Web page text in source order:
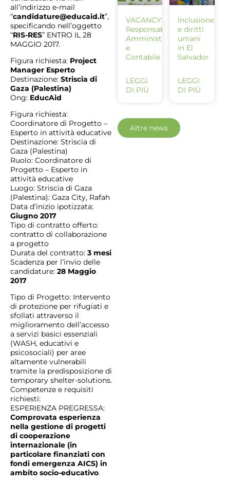
all’indirizzo e-mail
“candidature@educaid.it”,
specificando nell’oggetto
“RIS-RES” ENTRO IL 28
MAGGIO 2017.
Figura richiesta: Project
Manager Esperto
Destinazione: Striscia di
Gaza (Palestina)
Ong: EducAid
Figura richiesta:
Coordinatore di Progetto –
Esperto in attività educative
Destinazione: Striscia di
Gaza (Palestina)
Ruolo: Coordinatore di
Progetto – Esperto in
attività educative
Luogo: Striscia di Gaza
(Palestina): Gaza City, Rafah
Data d’inizio ipotizzata:
Giugno 2017
Tipo di contratto offerto:
contratto di collaborazione
a progetto
Durata del contratto: 3 mesi
Scadenza per l’invio delle
candidature: 28 Maggio
2017
Tipo di Progetto: Intervento
di protezione per rifugiati e
sfollati attraverso il
miglioramento dell’accesso
a servizi basici essenziali
(WASH, educativi e
psicosociali) per aree
altamente vulnerabili
tramite la predisposizione di
temporary shelter-solutions.
Competenze e requisiti
richiesti:
ESPERIENZA PREGRESSA:
Comprovata esperienza
nella gestione di progetti
di cooperazione
internazionale (in
particolare finanziati con
fondi emergenza AICS) in
ambito socio-educativo.
VACANCY:
Responsabile
Amministrativo
e
Contabile
LEGGI
DI PIÙ
Inclusione
e diritti
umani
in El
Salvador
LEGGI
DI PIÙ
Altre news